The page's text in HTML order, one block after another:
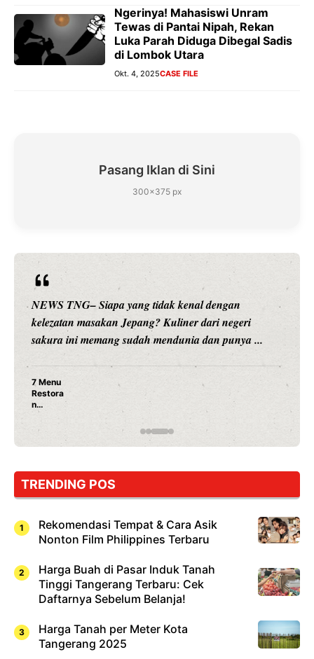
Ngerinya! Mahasiswi Unram
Tewas di Pantai Nipah, Rekan
Luka Parah Diduga Dibegal Sadis
di Lombok Utara
Okt. 4, 2025CASE FILE
Pasang Iklan di Sini
300×375 px
TNG– Siapa yang tidak kenal dengan
masakan Jepang? Kuliner dari negeri
ini memang sudah mendunia dan punya ...
TRENDING POS
Rekomendasi Tempat & Cara Asik
Nonton Film Philippines Terbaru
Harga Buah di Pasar Induk Tanah
Tinggi Tangerang Terbaru: Cek
Daftarnya Sebelum Belanja!
Harga Tanah per Meter Kota
Tangerang 2025